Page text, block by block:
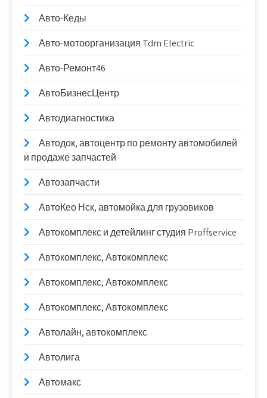
Авто-Кеды
Авто-мотоорганизация Tdm Electric
Авто-Ремонт46
АвтоБизнесЦентр
Автодиагностика
Автодок, автоцентр по ремонту автомобилей
и продаже запчастей
Автозапчасти
АвтоКео Нск, автомойка для грузовиков
Автокомплекс и детейлинг студия Proffservice
Автокомплекс, Автокомплекс
Автокомплекс, Автокомплекс
Автокомплекс, Автокомплекс
Автолайн, автокомплекс
Автолига
Автомакс